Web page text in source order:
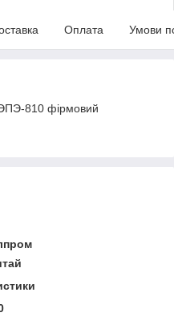
Оплата Умови
810 фірмовий